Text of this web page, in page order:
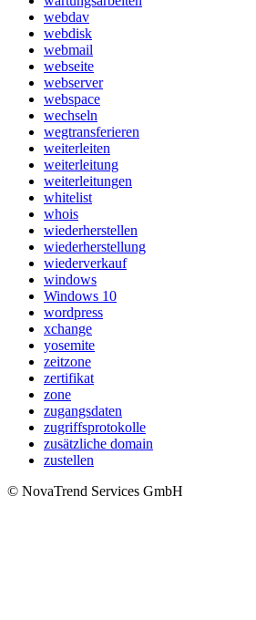
webdav
webdisk
webmail
webseite
webserver
webspace
wechseln
wegtransferieren
weiterleiten
weiterleitung
weiterleitungen
whitelist
whois
wiederherstellen
wiederherstellung
wiederverkauf
windows
Windows 10
wordpress
xchange
yosemite
zeitzone
zertifikat
zone
zugangsdaten
zugriffsprotokolle
zusätzliche domain
zustellen
© NovaTrend Services GmbH